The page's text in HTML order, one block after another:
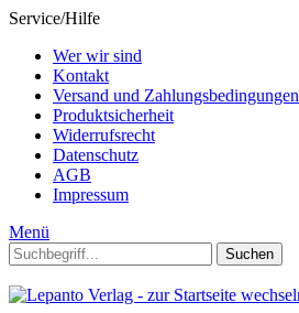
Service/Hilfe
Wer wir sind
Kontakt
Versand und Zahlungsbedingungen
Produktsicherheit
Widerrufsrecht
Datenschutz
AGB
Impressum
Menü
Suchen